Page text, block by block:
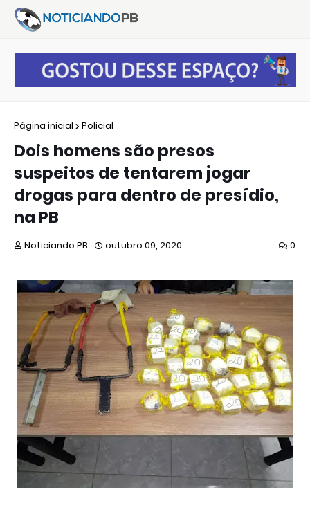
Página inicial Policial
Dois homens são presos
suspeitos de tentarem jogar
drogas para dentro de presídio,
na PB
Noticiando PB outubro 09, 2020 0